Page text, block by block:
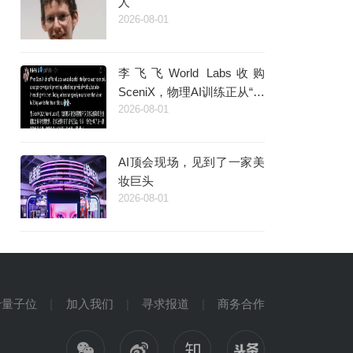
2026-08-01
李飞飞World Labs收购
SceniX，物理AI训练正从“采
数据”走向“造世界”
2026-08-01
AI顶会现场，见到了一家美
妆巨头
2026-08-01
子位 加入我们 寻求报道 商务合作